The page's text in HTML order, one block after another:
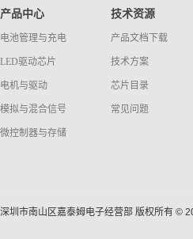
产品中心
电池管理与充电
LED驱动芯片
电机与驱动
模拟与混合信号
微控制器与存储
技术资源
产品文档下载
技术方案
芯片目录
常见问题
深圳市南山区嘉泰姆电子经营部 版权所有 ©